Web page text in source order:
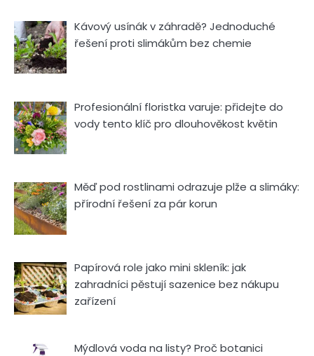
Kávový usínák v záhradě? Jednoduché
řešení proti slimákům bez chemie
Profesionální floristka varuje: přidejte do
vody tento klíč pro dlouhověkost květin
Měď pod rostlinami odrazuje plže a slimáky:
přírodní řešení za pár korun
Papírová role jako mini skleník: jak
zahradníci pěstují sazenice bez nákupu
zařízení
Mýdlová voda na listy? Proč botanici